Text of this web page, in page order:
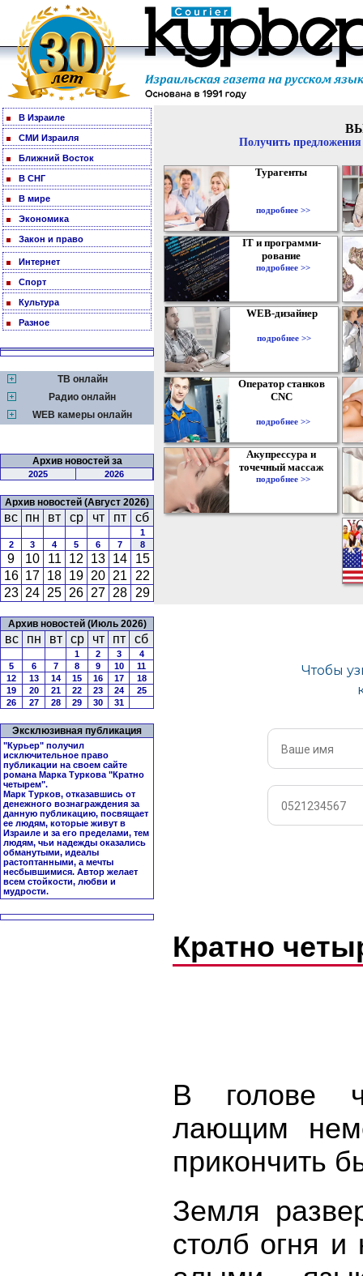
В Израиле
СМИ Израиля
Ближний Восток
В СНГ
В мире
Экономика
Закон и право
Интернет
Спорт
Культура
Разное
ТВ онлайн
Радио онлайн
WEB камеры онлайн
Архив новостей за
2025 2026
Архив новостей (Август 2026)
вс пн вт ср чт пт сб
1
2
3 4 5 6 7 8
9 10 11 12 13 14
15
16 17 18 19 20 21
22
23 24 25 26 27 28 29
Архив новостей (Июль 2026)
вс пн вт ср чт пт сб
1 2 3
4
5
6 7 8 9 10
11
12
13 14 15 16 17
18
19
20 21 22 23 24
25
26
27 28 29 30 31
Эксклюзивная публикация
"Курьер" получил
исключительное право
публикации на своем сайте
романа Марка Туркова "Кратно
четырем".
Марк Турков, отказавшись от
денежного вознаграждения за
данную публикацию, посвящает
ее людям, которые живут в
Израиле и за его пределами, тем
людям, чьи надежды оказались
обманутыми, идеалы
растоптанными, а мечты
несбывшимися. Автор желает
всем стойкости, любви и
мудрости.
Получить
Турагенты
подробнее >>
IT и программи-
рование
подробнее >>
WEB-дизайнер
подробнее >>
Оператор станков
CNC
подробнее >>
Акупрессура и
точечный массаж
подробнее >>
Кратно
В голове
лающим
прикончить
Земля
столб огня